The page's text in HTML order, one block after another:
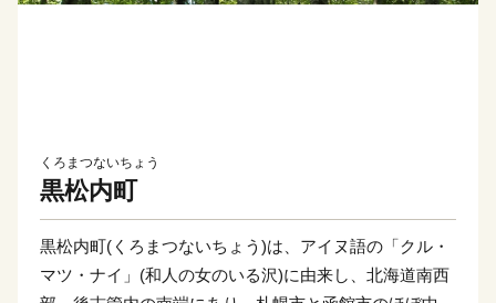
くろまつないちょう
黒松内町
黒松内町(くろまつないちょう)は、アイヌ語の「クル・
マツ・ナイ」(和人の女のいる沢)に由来し、北海道南西